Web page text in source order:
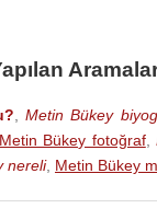
’u bulmuşlardı
bulmak için
başlayan
Eylül ayında
,Metin Bükey
Metin Bükey fotoğraf,
nereli, Metin Bükey